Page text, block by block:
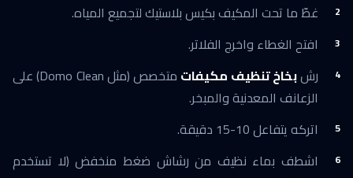
غطّ ما تحت المكيف بكيس بلاستيك لتجميع المياه.
افتح الغطاء واخرج الفلاتر.
رشبخاخ تنظيف مكيفات
متخصص (مثل Domo Clean) على
الزعانف المعدنية والمبخر.
اتركه يتفاعل 10-15 دقيقة.
اشطف بماء نظيف من رشاش ضغط منخفض (لا تستخدم